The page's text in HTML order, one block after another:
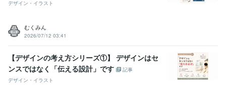
デザイン・イラスト
むくみん
2026/07/12 03:41
【デザインの考え方シリーズ①】 デザインはセ
ンスではなく「伝える設計」です
記事
デザイン・イラスト